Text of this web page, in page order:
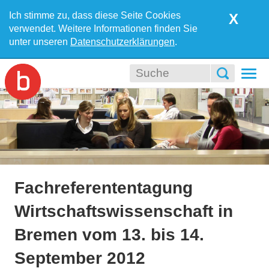
Ich stimme zu, dass diese Seite Cookies
verwendet. Weitere Informationen finden Sie
unter unseren Datenschutzerklärungen.
X
Fachreferententagung
Wirtschaftswissenschaft in
Bremen vom 13. bis 14.
September 2012